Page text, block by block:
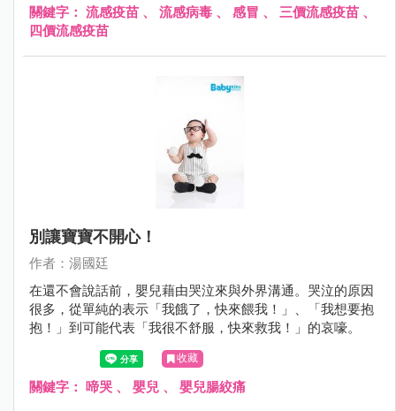
減少即將而來的流感威脅。
關鍵字： 流感疫苗 、 流感病毒 、 感冒 、 三價流感疫苗 、
四價流感疫苗
別讓寶寶不開心！
作者：湯國廷
在還不會說話前，嬰兒藉由哭泣來與外界溝通。哭泣的原因
很多，從單純的表示「我餓了，快來餵我！」、「我想要抱
抱！」到可能代表「我很不舒服，快來救我！」的哀嚎。
收藏
關鍵字： 啼哭 、 嬰兒 、 嬰兒腸絞痛